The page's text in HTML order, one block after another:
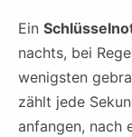
Ein
nachts, bei
wenigsten
zählt jede
anfangen, nach